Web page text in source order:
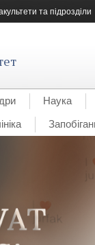
та підрозділи
Наука